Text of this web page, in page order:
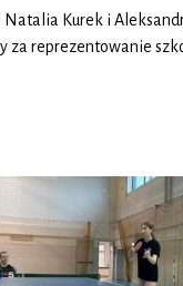
Natalia Kurek i
za reprezentowanie